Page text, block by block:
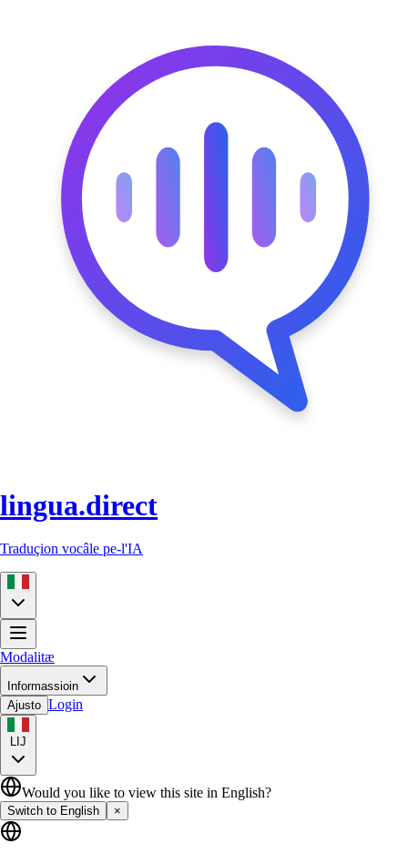
lingua.direct
Traduçion vocâle pe-l'IA
Modalitæ
Informassioin
Ajusto Login
LIJ
Would you like to view this site in English?
Switch to English ×